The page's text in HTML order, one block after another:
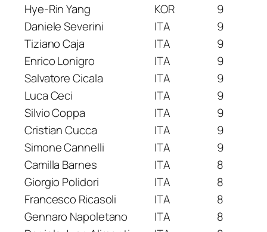
Hye-Rin Yang
KOR
9
Daniele Severini
ITA
9
Tiziano Caja
ITA
9
Enrico Lonigro
ITA
9
Salvatore Cicala
ITA
9
Luca Ceci
ITA
9
Silvio Coppa
ITA
9
Cristian Cucca
ITA
9
Simone Cannelli
ITA
9
Camilla Barnes
ITA
8
Giorgio Polidori
ITA
8
Francesco Ricasoli
ITA
8
Gennaro Napoletano
ITA
8